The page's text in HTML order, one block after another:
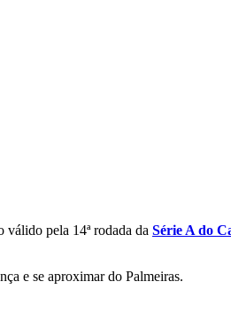
pela 14ª rodada da Série A do
e se aproximar do Palmeiras.